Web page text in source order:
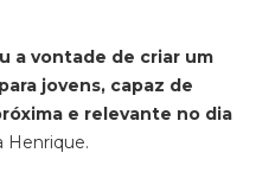
a vontade de criar um
jovens, capaz de
e relevante no dia
Henrique.